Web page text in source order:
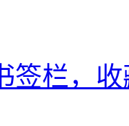
签栏，